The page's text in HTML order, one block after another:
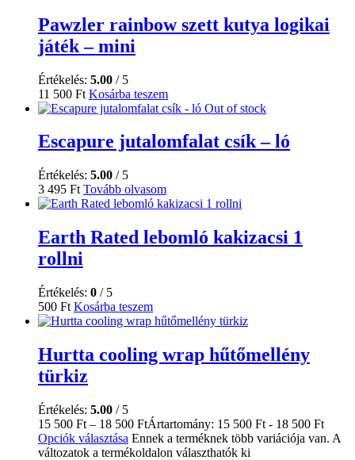
Pawzler rainbow szett kutya logikai
játék – mini
Értékelés: 5.00 / 5
11 500 Ft Kosárba teszem
Out of stock
Escapure jutalomfalat csík – ló
Értékelés: 5.00 / 5
3 495 Ft Tovább olvasom
Earth Rated lebomló kakizacsi 1
rollni
Értékelés: 0 / 5
500 Ft Kosárba teszem
Hurtta cooling wrap hűtőmellény
türkiz
Értékelés: 5.00 / 5
15 500 Ft – 18 500 FtÁrtartomány: 15 500 Ft - 18 500 Ft
Opciók választása Ennek a terméknek több variációja van. A
változatok a termékoldalon választhatók ki